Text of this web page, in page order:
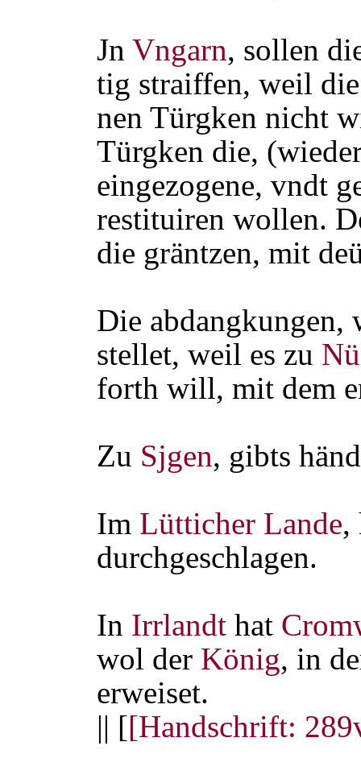
Jn Vngarn, sollen
tig straiffen, weil
nen Türgken nicht
Türgken die,
eingezogene, vndt
restituiren wollen.
die gräntzen, mit
Die abdangkungen,
stellet, weil es zu
forth will, mit dem
Zu Sjgen, gibts
Im Lütticher Lande,
durchgeschlagen.
In Irrlandt hat
wol der König, in
erweiset.
|| [[Handschrift: